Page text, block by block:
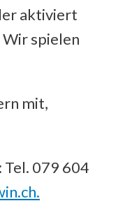
aktiviert
spielen
mit,
079 604